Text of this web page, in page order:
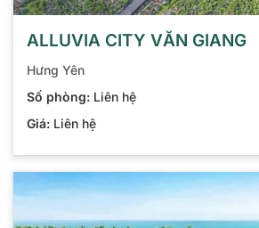
ALLUVIA CITY VĂN GIANG
Hưng Yên
Số phòng:Liên hệ
Giá:Liên hệ